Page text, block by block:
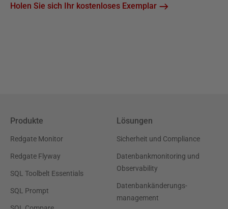
Holen Sie sich Ihr kostenloses Exemplar
Produkte
Redgate Monitor
Redgate Flyway
SQL Toolbelt Essentials
SQL Prompt
Lösungen
Sicherheit und Compliance
Datenbankmonitoring und
Observability
Datenbankänderungs-
management